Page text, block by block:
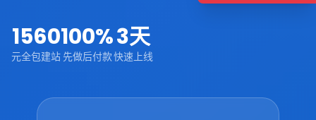
1560
元全包建站
100%
先做后付款
3天
快速上线